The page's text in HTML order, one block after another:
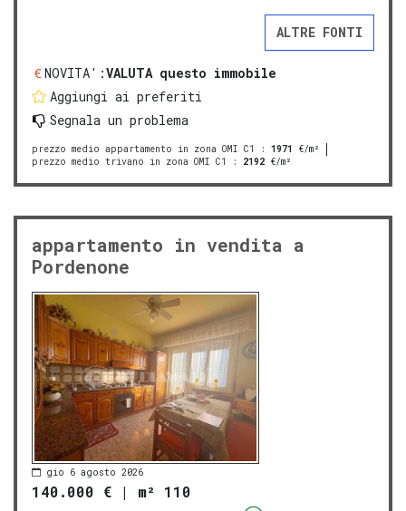
ALTRE FONTI
NOVITA':VALUTA questo immobile
Aggiungi ai preferiti
Segnala un problema
prezzo medio appartamento in zona OMI C1 : 1971
€/m²
prezzo medio trivano in zona OMI C1
: 2192 €/m²
appartamento in vendita a
Pordenone
gio 6 agosto 2026
140.000 € | m² 110